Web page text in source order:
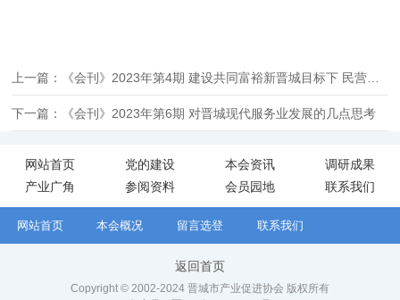
上一篇：《会刊》2023年第4期 建设共同富裕新晋城目标下 民营经济高质量发展研究
下一篇：《会刊》2023年第6期 对晋城现代服务业发展的几点思考
网站首页 党的建设 本会资讯
调研成果
产业广角
参阅资料 会员园地 联系我们
网站首页 本会概况 留言选登 联系我们
返回首页
Copyright © 2002-2024 晋城市产业促进协会 版权所有